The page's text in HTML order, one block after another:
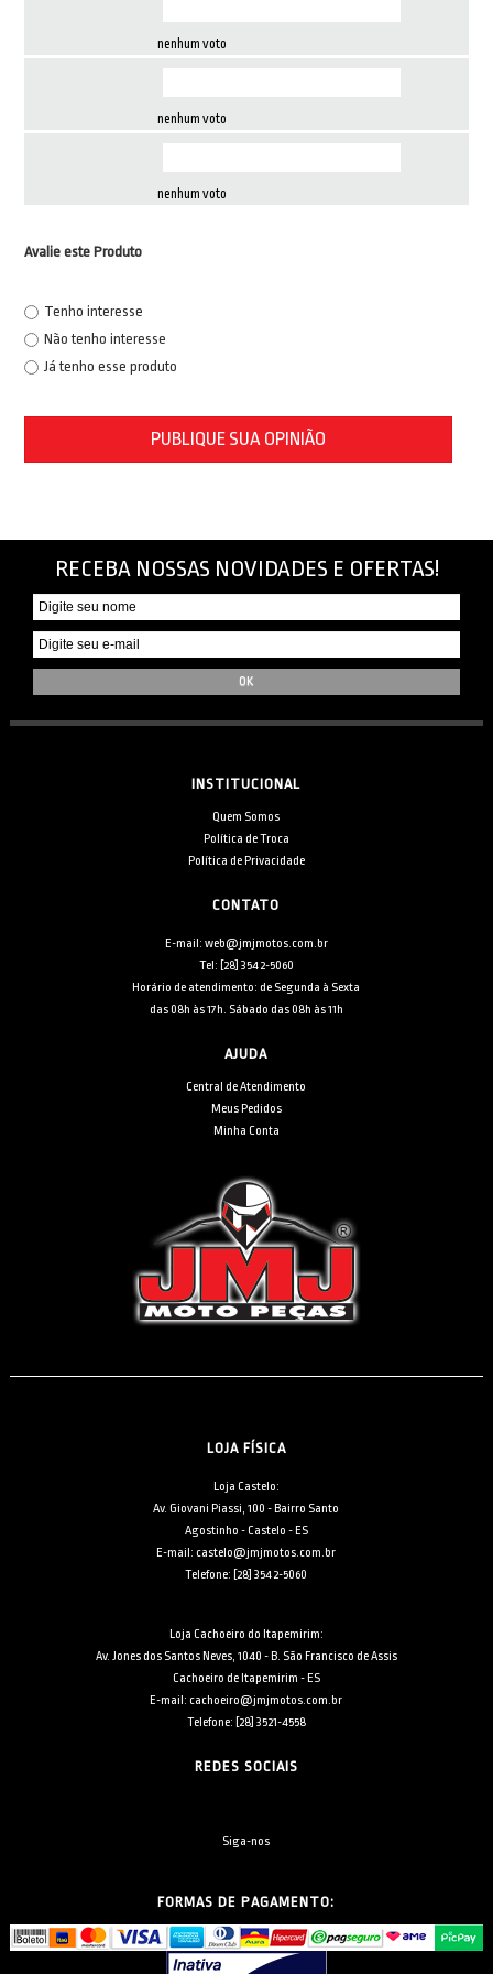
nenhum voto
nenhum voto
nenhum voto
Avalie este Produto
Tenho interesse
Não tenho interesse
Já tenho esse produto
PUBLIQUE SUA OPINIÃO
RECEBA NOSSAS NOVIDADES E OFERTAS!
INSTITUCIONAL
Quem Somos
Política de Troca
Política de Privacidade
CONTATO
E-mail: web@jmjmotos.com.br
Tel: [28] 3542-5060
Horário de atendimento: de Segunda à Sexta
das 08h às 17h. Sábado das 08h às 11h
AJUDA
Central de Atendimento
Meus Pedidos
Minha Conta
LOJA FÍSICA
Loja Castelo:
Av. Giovani Piassi, 100 - Bairro Santo
Agostinho - Castelo - ES
E-mail: castelo@jmjmotos.com.br
Telefone: [28] 3542-5060
Loja Cachoeiro do Itapemirim:
Av. Jones dos Santos Neves, 1040 - B. São Francisco de Assis
Cachoeiro de Itapemirim - ES
E-mail: cachoeiro@jmjmotos.com.br
Telefone: [28] 3521-4558
REDES SOCIAIS
Siga-nos
FORMAS DE PAGAMENTO: